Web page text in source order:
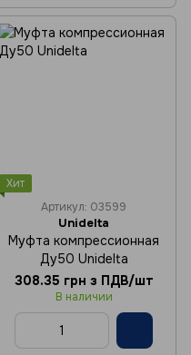
Хит
Артикул: 03599
Unidelta
Муфта компрессионная
Ду50 Unidelta
308.35 грн з ПДВ/шт
В наличии